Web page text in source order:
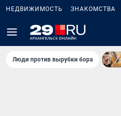
НЕДВИЖИМОСТЬ ЗНАКОМСТВА
Люди против вырубки бора